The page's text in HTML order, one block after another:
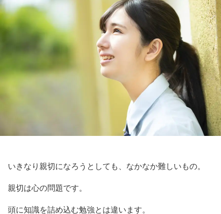
いきなり親切になろうとしても、なかなか難しいもの。
親切は心の問題です。
頭に知識を詰め込む勉強とは違います。